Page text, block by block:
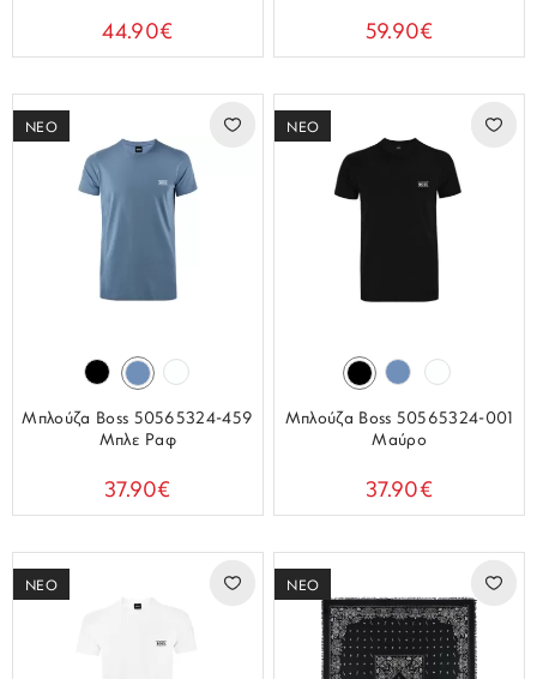
44.90€ 59.90€
ΝΕΟ
Μπλούζα Boss 50565324-459
Μπλε Ραφ
37.90€
ΝΕΟ
Μπλούζα Boss 50565324-001
Μαύρο
37.90€
ΝΕΟ ΝΕΟ